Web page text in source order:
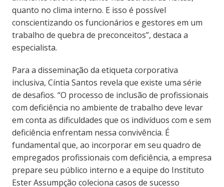
quanto no clima interno. E isso é possível
conscientizando os funcionários e gestores em um
trabalho de quebra de preconceitos”, destaca a
especialista.
Para a disseminação da etiqueta corporativa
inclusiva, Cíntia Santos revela que existe uma série
de desafios. “O processo de inclusão de profissionais
com deficiência no ambiente de trabalho deve levar
em conta as dificuldades que os indivíduos com e sem
deficiência enfrentam nessa convivência. É
fundamental que, ao incorporar em seu quadro de
empregados profissionais com deficiência, a empresa
prepare seu público interno e a equipe do Instituto
Ester Assumpção coleciona casos de sucesso